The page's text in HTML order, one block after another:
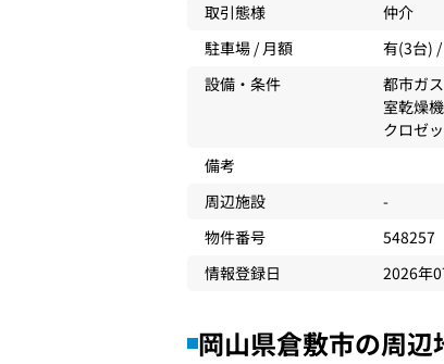
取引態様
仲介
駐車場 / 月額
有(3台)
設備・条件
都市ガ
室乾燥
クロゼ
備考
周辺施設
-
物件番号
548257
情報登録日
2026年
岡山県倉敷市の周辺